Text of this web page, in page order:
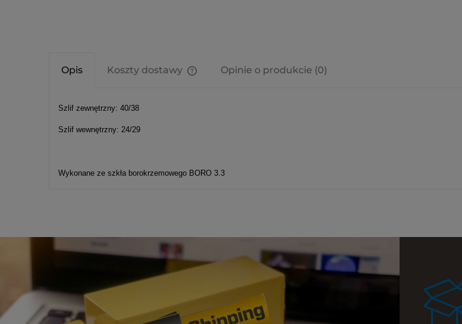
Opis Koszty dostawy Opinie o produkcie (0)
Szlif zewnętrzny: 40/38
Szlif wewnętrzny: 24/29
Wykonane ze szkła borokrzemowego BORO 3.3